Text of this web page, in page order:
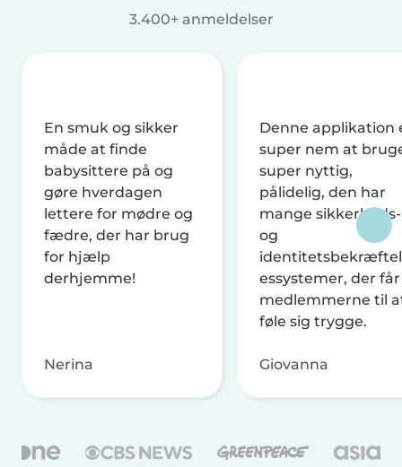
3.400+ anmeldelser
En smuk og sikker
måde at finde
babysittere på og
gøre hverdagen
lettere for mødre og
fædre, der har brug
for hjælp
derhjemme!
Nerina
Denne applikation
super nem at
super nyttig,
pålidelig, den har
mange sikkerheds-
og
essystemer, der får
medlemmerne til
føle sig trygge.
Giovanna